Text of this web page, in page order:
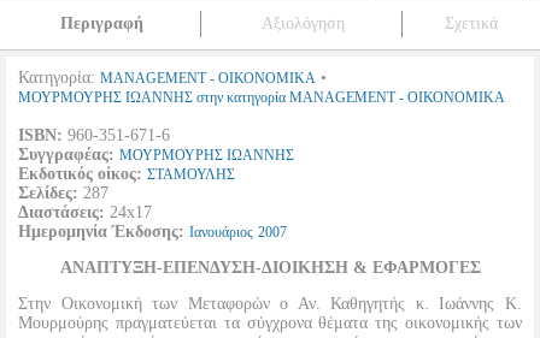
Περιγραφή Αξιολόγηση Σχετικά
Κατηγορία: MANAGEMENT - ΟΙΚΟΝΟΜΙΚΑ •
ΜΟΥΡΜΟΥΡΗΣ ΙΩΑΝΝΗΣ στην κατηγορία MANAGEMENT - ΟΙΚΟΝΟΜΙΚΑ
ISBN: 960-351-671-6
Συγγραφέας: ΜΟΥΡΜΟΥΡΗΣ ΙΩΑΝΝΗΣ
Εκδοτικός οίκος: ΣΤΑΜΟΥΛΗΣ
Σελίδες: 287
Διαστάσεις: 24x17
Ημερομηνία Έκδοσης: Ιανουάριος 2007
ΑΝΑΠΤΥΞΗ-ΕΠΕΝΔΥΣΗ-ΔΙΟΙΚΗΣΗ & ΕΦΑΡΜΟΓΕΣ
Στην Οικονομική των Μεταφορών ο Αν. Καθηγητής κ. Ιωάννης Κ.
Μουρμούρης πραγματεύεται τα σύγχρονα θέματα της οικονομικής των